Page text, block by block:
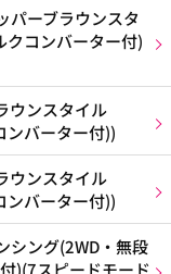
ーブラウンスタ
クコンバーター付)
ンスタイル
ンバーター付))
ンスタイル
ンバーター付))
ング(2WD・無段
)(7スピードモード